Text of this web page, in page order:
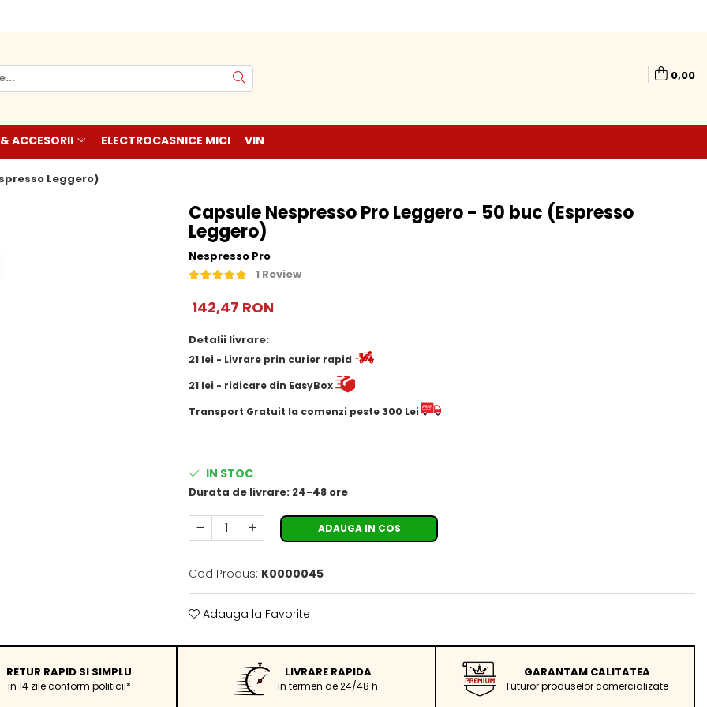
0,00
ACCESORII ELECTROCASNICE MICI VIN
Leggero)
Capsule Nespresso Pro Leggero - 50 buc (Espresso
Leggero)
Nespresso Pro
1 Review
142,47 RON
Detalii livrare:
21 lei - Livrare prin curier rapid
21 lei - ridicare din EasyBox
​​​​​​Transport Gratuit la comenzi peste 300 Lei
IN STOC
Durata de livrare: 24-48 ore
ADAUGA IN COS
Cod Produs: K0000045
Adauga la Favorite
RETUR RAPID SI SIMPLU
in 14 zile conform politicii*
LIVRARE RAPIDA
in termen de 24/48 h
GARANTAM CALITATEA
Tuturor produselor comercializate